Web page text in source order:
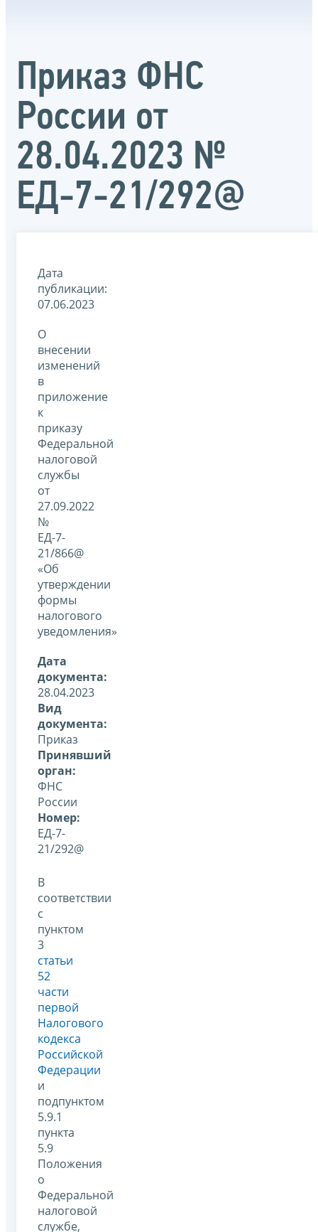
Приказ ФНС
России от
28.04.2023 №
ЕД-7-21/292@
Дата
публикации:
07.06.2023
О
внесении
изменений
в
приложение
к
приказу
Федеральной
налоговой
службы
от
27.09.2022
№
ЕД-7-
21/866@
«Об
утверждении
формы
налогового
уведомления»
Дата
документа:
28.04.2023
Вид
документа:
Приказ
Принявший
орган:
ФНС
России
Номер:
ЕД-7-
21/292@
В
соответствии
с
пунктом
3
статьи
52
части
первой
Налогового
кодекса
Российской
Федерации
и
подпунктом
5.9.1
пункта
5.9
Положения
о
Федеральной
налоговой
службе,